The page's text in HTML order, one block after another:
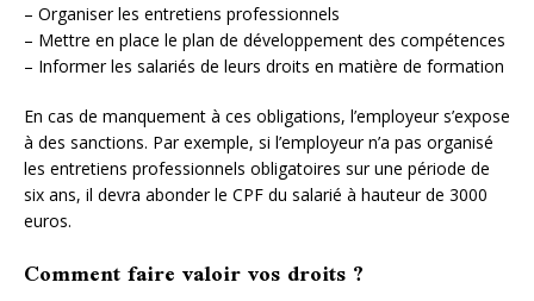
– Organiser les entretiens professionnels
– Mettre en place le plan de développement des compétences
– Informer les salariés de leurs droits en matière de formation
En cas de manquement à ces obligations, l’employeur s’expose
à des sanctions. Par exemple, si l’employeur n’a pas organisé
les entretiens professionnels obligatoires sur une période de
six ans, il devra abonder le CPF du salarié à hauteur de 3000
euros.
Comment faire valoir vos droits ?